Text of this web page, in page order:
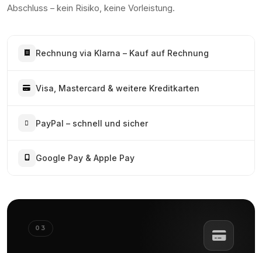
Abschluss – kein Risiko, keine Vorleistung.
Rechnung via Klarna – Kauf auf Rechnung
Visa, Mastercard & weitere Kreditkarten
PayPal – schnell und sicher
Google Pay & Apple Pay
03